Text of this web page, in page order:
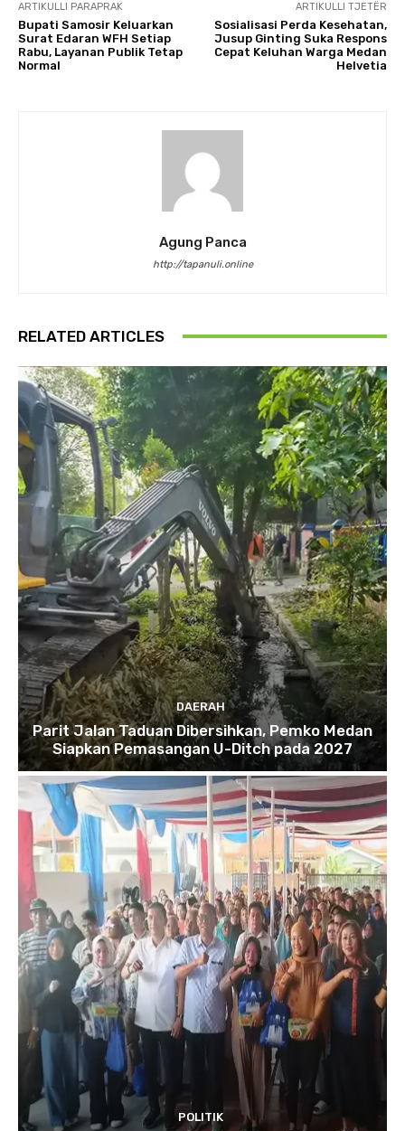
ARTIKULLI PARAPRAK
Bupati Samosir Keluarkan
Surat Edaran WFH Setiap
Rabu, Layanan Publik Tetap
Normal
ARTIKULLI TJETËR
Sosialisasi Perda Kesehatan,
Jusup Ginting Suka Respons
Cepat Keluhan Warga Medan
Helvetia
Agung Panca
http://tapanuli.online
RELATED ARTICLES
DAERAH
Parit Jalan Taduan Dibersihkan, Pemko Medan
Siapkan Pemasangan U-Ditch pada 2027
POLITIK